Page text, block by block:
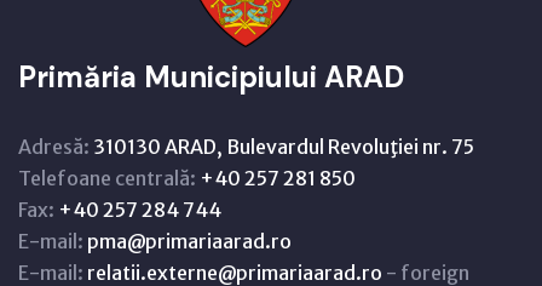
Primăria Municipiului ARAD
Adresă: 310130 ARAD, Bulevardul Revoluţiei nr. 75
Telefoane centrală: +40 257 281 850
Fax: +40 257 284 744
E-mail: pma@primariaarad.ro
E-mail: relatii.externe@primariaarad.ro - foreign